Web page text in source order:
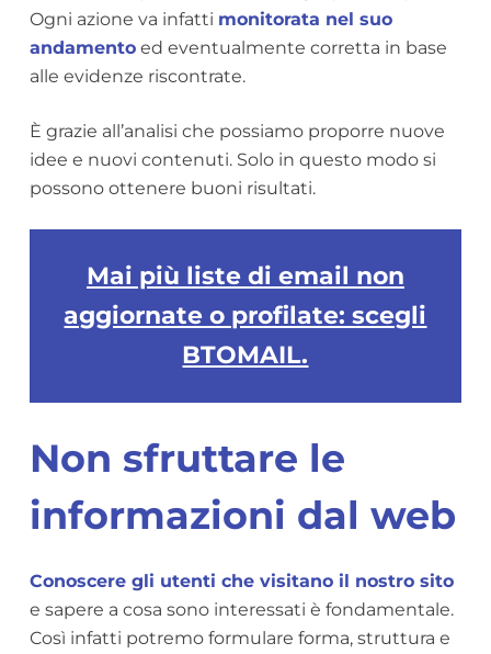
Ogni azione va infatti monitorata nel suo
andamentoed eventualmente corretta in base
alle evidenze riscontrate.
È grazie all’analisi che possiamo proporre nuove
idee e nuovi contenuti. Solo in questo modo si
possono ottenere buoni risultati.
Mai più liste di email non
aggiornate o profilate: scegli
BTOMAIL.
Non sfruttare le
informazioni dal web
Conoscere gli utenti che visitano il nostro sito
e sapere a cosa sono interessati è fondamentale.
Così infatti potremo formulare forma, struttura e